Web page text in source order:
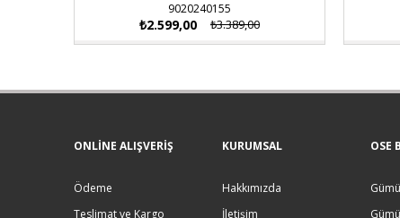
9020240155
₺2.599,00 ₺3.389,00
ONLINE ALIŞVERIŞ
Ödeme
Teslimat ve Kargo
KURUMSAL
Hakkımızda
İletişim
OSE